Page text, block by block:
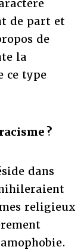
de part et
de
la
ce type
?
dans
religieux